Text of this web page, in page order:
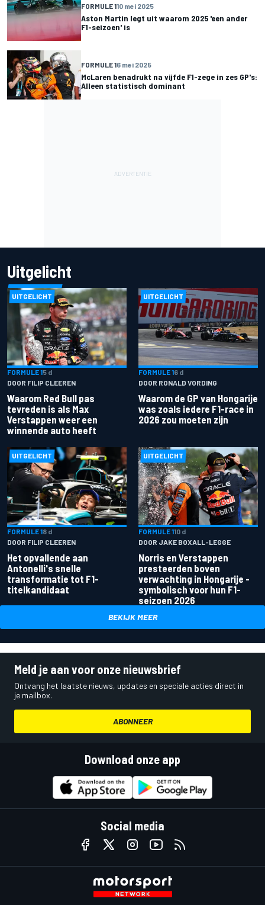
FORMULE 110 mei 2025
Aston Martin legt uit waarom 2025 'een ander
F1-seizoen' is
FORMULE 16 mei 2025
McLaren benadrukt na vijfde F1-zege in zes GP's:
Alleen statistisch dominant
Uitgelicht
UITGELICHT
FORMULE 15 d
DOOR FILIP CLEEREN
Waarom Red Bull pas
tevreden is als Max
Verstappen weer een
winnende auto heeft
UITGELICHT
FORMULE 16 d
DOOR RONALD VORDING
Waarom de GP van Hongarije
was zoals iedere F1-race in
2026 zou moeten zijn
UITGELICHT
FORMULE 18 d
DOOR FILIP CLEEREN
Het opvallende aan
Antonelli's snelle
transformatie tot F1-
titelkandidaat
UITGELICHT
FORMULE 110 d
DOOR JAKE BOXALL-LEGGE
Norris en Verstappen
presteerden boven
verwachting in Hongarije -
symbolisch voor hun F1-
seizoen 2026
BEKIJK MEER
Meld je aan voor onze nieuwsbrief
Ontvang het laatste nieuws, updates en speciale acties direct in
je mailbox.
ABONNEER
Download onze app
Social media